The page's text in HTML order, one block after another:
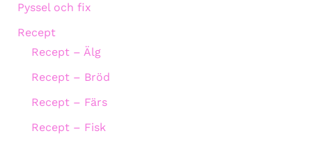
Pyssel och fix
Recept
Recept – Älg
Recept – Bröd
Recept – Färs
Recept – Fisk